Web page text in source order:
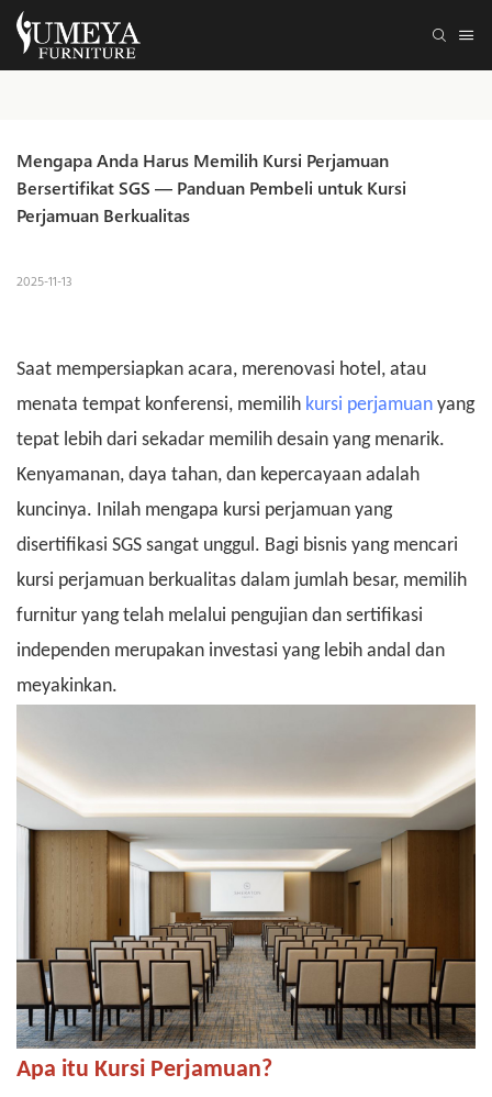
Mengapa Anda Harus Memilih Kursi Perjamuan
Bersertifikat SGS — Panduan Pembeli untuk Kursi
Perjamuan Berkualitas
2025-11-13
Saat mempersiapkan acara, merenovasi hotel, atau
menata tempat konferensi, memilih kursi perjamuan yang
tepat lebih dari sekadar memilih desain yang menarik.
Kenyamanan, daya tahan, dan kepercayaan adalah
kuncinya. Inilah mengapa kursi perjamuan yang
disertifikasi SGS sangat unggul. Bagi bisnis yang mencari
kursi perjamuan berkualitas dalam jumlah besar, memilih
furnitur yang telah melalui pengujian dan sertifikasi
independen merupakan investasi yang lebih andal dan
meyakinkan.
Apa itu Kursi Perjamuan?